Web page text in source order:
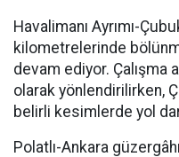
Havalimanı Ayrımı-
kilometrelerinde
devam ediyor. Çalışma
olarak yönlendirilirken,
belirli kesimlerde yol
Polatlı-Ankara